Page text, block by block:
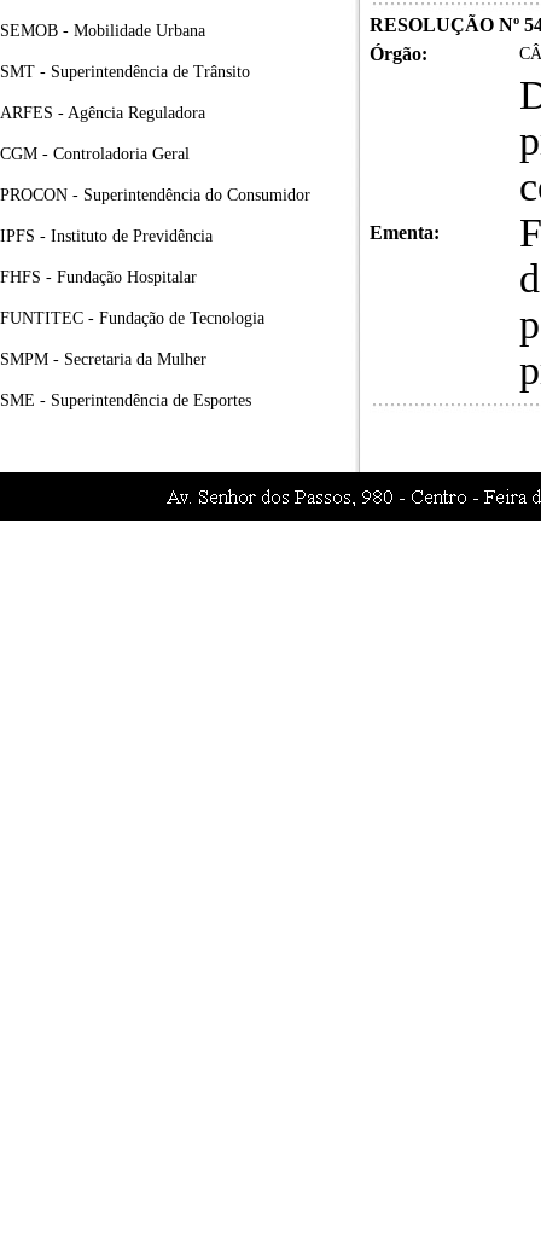
SEMOB - Mobilidade Urbana
SMT - Superintendência de Trânsito
ARFES - Agência Reguladora
CGM - Controladoria Geral
PROCON - Superintendência do Consumidor
IPFS - Instituto de Previdência
FHFS - Fundação Hospitalar
FUNTITEC - Fundação de Tecnologia
SMPM - Secretaria da Mulher
SME - Superintendência de Esportes
RESOLUÇÃO Nº
Órgão:
Ementa: